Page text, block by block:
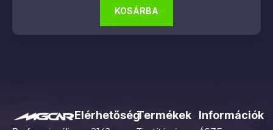
KOSÁRBA
ElérhetőségTermékek Információk